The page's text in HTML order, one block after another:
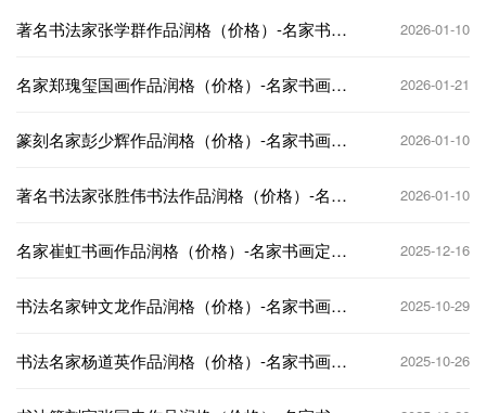
著名书法家张学群作品润格（价格）-名家书画
2026-01-10
名家郑瑰玺国画作品润格（价格）-名家书画定
2026-01-21
篆刻名家彭少辉作品润格（价格）-名家书画定
2026-01-10
著名书法家张胜伟书法作品润格（价格）-名家
2026-01-10
名家崔虹书画作品润格（价格）-名家书画定制
2025-12-16
书法名家钟文龙作品润格（价格）-名家书画定
2025-10-29
书法名家杨道英作品润格（价格）-名家书画定
2025-10-26